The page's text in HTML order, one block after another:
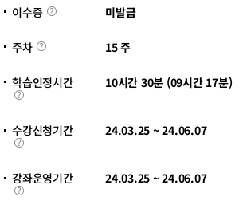
열
이수증 이
수
미발급
주차 주
차
15 주
학습인정시간
학
습
정
시
간
10시간 30분 (09시간 17분)
수강신청기간
수
강
청
기
간
24.03.25 ~ 24.06.07
강좌운영기간
강
좌
24.03.25 ~ 24.06.07